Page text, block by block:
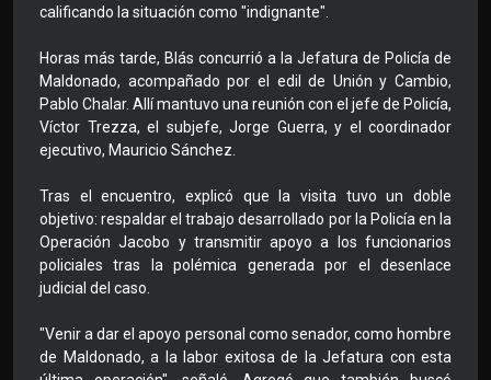
calificando la situación como "indignante".
Horas más tarde, Blás concurrió a la Jefatura de Policía de
Maldonado, acompañado por el edil de Unión y Cambio,
Pablo Chalar. Allí mantuvo una reunión con el jefe de Policía,
Víctor Trezza, el subjefe, Jorge Guerra, y el coordinador
ejecutivo, Mauricio Sánchez.
Tras el encuentro, explicó que la visita tuvo un doble
objetivo: respaldar el trabajo desarrollado por la Policía en la
Operación Jacobo y transmitir apoyo a los funcionarios
policiales tras la polémica generada por el desenlace
judicial del caso.
"Venir a dar el apoyo personal como senador, como hombre
de Maldonado, a la labor exitosa de la Jefatura con esta